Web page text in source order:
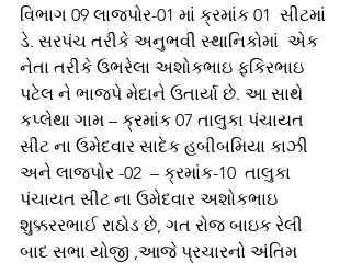
વિભાગ 09 લાજપોર-01 માં ક્રમાંક 01  સીટમાં
ડે. સરપંચ તરીકે અનુભવી સ્થાનિકોમાં  એક
નેતા તરીકે ઉભરેલા અશોકભાઇ ફકિરભાઇ
પટેલ ને ભાજપે મેદાને ઉતાર્યા છે. આ સાથે
કપ્લેથા ગામ – ક્રમાંક 07 તાલુકા પંચાયત
સીટ ના ઉમેદવાર સાદેક હબીબમિયા કાઝી
અને લાજપોર -02  – ક્રમાંક-10  તાલુકા
પંચાયત સીટ ના ઉમેદવાર અશોકભાઇ
શુક્કરરભાઈ રાઠોડ છે, ગત રોજ બાઇક રેલી
બાદ સભા યોજી ,આજે પ્રચારનો અંતિમ